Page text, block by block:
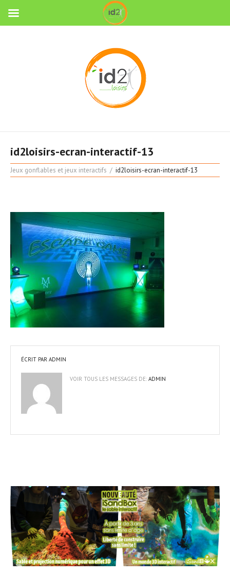
id2loisirs-ecran-interactif-13
Jeux gonflables et jeux interactifs id2loisirs-ecran-interactif-13
ÉCRIT PAR ADMIN
VOIR TOUS LES MESSAGES DE: ADMIN